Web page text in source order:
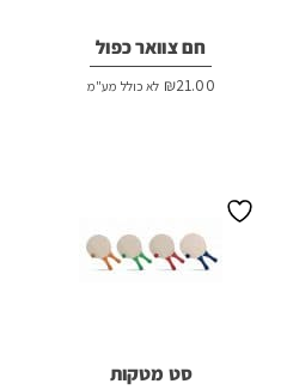
חם צוואר כפול
₪21.00 לא כולל מע"מ
סט מטקות